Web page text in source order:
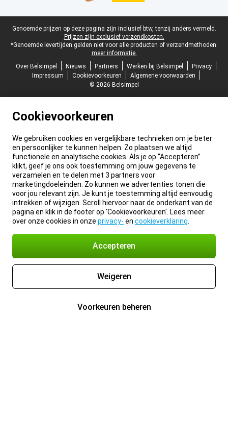
Juridische voettekst
Genoemde prijzen op deze pagina zijn inclusief btw, tenzij anders vermeld.
Prijzen zijn exclusief verzendkosten.
*Genoemde levertijden gelden niet voor alle producten of verzendmethoden:
meer informatie.
Over Belsimpel
Nieuws Partners Werken bij Belsimpel
Privacy
Impressum
Cookievoorkeuren
Algemene voorwaarden
© 2026 Belsimpel
Cookievoorkeuren
We gebruiken cookies en vergelijkbare technieken om je beter
en persoonlijker te kunnen helpen. Zo plaatsen we altijd
functionele en analytische cookies. Als je op “Accepteren”
klikt, geef je ons ook toestemming om jouw gegevens te
verzamelen en te delen met 3 partners voor
marketingdoeleinden. Zo kunnen we advertenties tonen die
voor jou relevant zijn. Je kunt je toestemming altijd eenvoudig
intrekken of wijzigen. Scroll hiervoor naar de onderkant van de
pagina en klik in de footer op 'Cookievoorkeuren'. Lees meer
over onze cookies in onze privacy- en cookieverklaring
Accepteren
Weigeren
Voorkeuren beheren